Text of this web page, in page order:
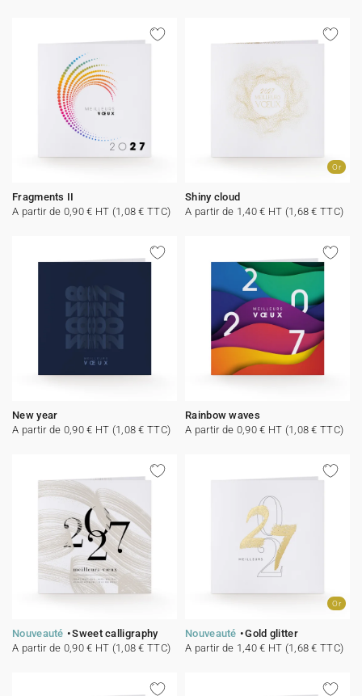
Fragments II
A partir de 0,90 € HT (1,08 € TTC)
Or
Shiny cloud
A partir de 1,40 € HT (1,68 € TTC)
New year
A partir de 0,90 € HT (1,08 € TTC)
Rainbow waves
A partir de 0,90 € HT (1,08 € TTC)
Nouveauté
Sweet calligraphy
A partir de 0,90 € HT (1,08 € TTC)
Or
Nouveauté
Gold glitter
A partir de 1,40 € HT (1,68 € TTC)